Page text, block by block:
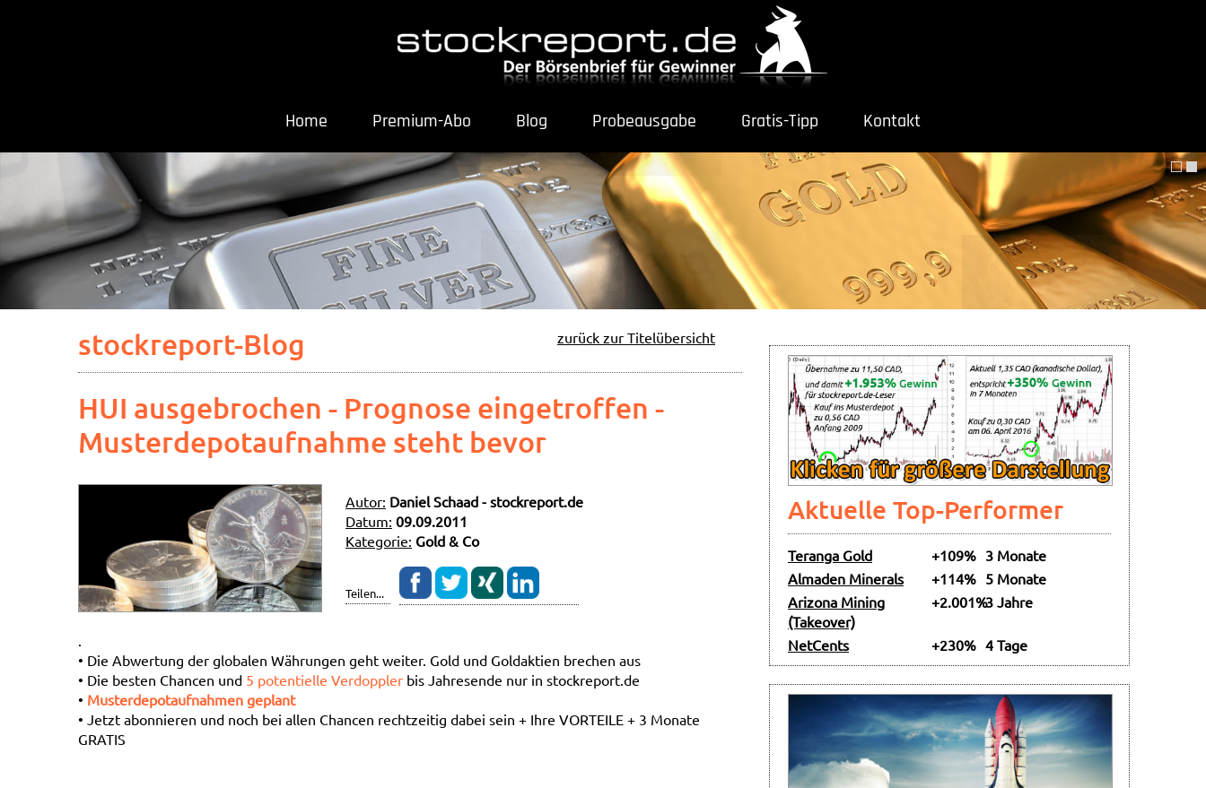
Home Premium-Abo Blog Probeausgabe Gratis-Tipp Kontakt
stockreport-Blog zurück zur Titelübersicht
HUI ausgebrochen - Prognose eingetroffen -
Musterdepotaufnahme steht bevor
Autor: Daniel Schaad - stockreport.de
Datum: 09.09.2011
Kategorie: Gold & Co
Teilen...
.
• Die Abwertung der globalen Währungen geht weiter. Gold und Goldaktien brechen aus
• Die besten Chancen und 5 potentielle Verdoppler bis Jahresende nur in stockreport.de
• Musterdepotaufnahmen geplant
• Jetzt abonnieren und noch bei allen Chancen rechtzeitig dabei sein + Ihre VORTEILE + 3 Monate
GRATIS
Aktuelle Top-Performer
Teranga Gold +109% 3 Monate
Almaden Minerals
+114% 5 Monate
Arizona Mining
(Takeover)
+2.001%3 Jahre
NetCents +230% 4 Tage